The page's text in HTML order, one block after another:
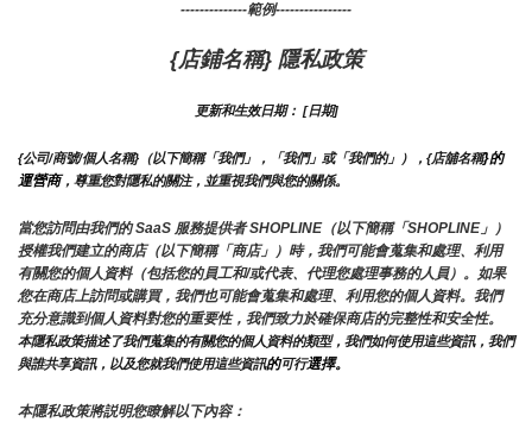
--------------範例----------------
{店鋪名稱} 隱私政策
更新和生效日期： [日期]
{公司/商號/個人名稱}（以下簡稱「我們」，「我們」或「我們的」），{店舖名稱}的
運營商，尊重您對隱私的關注，並重視我們與您的關係。
當您訪問由我們的 SaaS 服務提供者 SHOPLINE（以下簡稱「SHOPLINE」）
授權我們建立的商店（以下簡稱「商店」）時，我們可能會蒐集和處理、利用
有關您的個人資料（包括您的員工和/或代表、代理您處理事務的人員）。如果
您在商店上訪問或購買，我們也可能會蒐集和處理、利用您的個人資料。我們
充分意識到個人資料對您的重要性，我們致力於確保商店的完整性和安全性。
本隱私政策描述了我們蒐集的有關您的個人資料的類型，我們如何使用這些資訊，我們
與誰共享資訊，以及您就我們使用這些資訊的可行選擇。
本隱私政策將説明您瞭解以下內容：